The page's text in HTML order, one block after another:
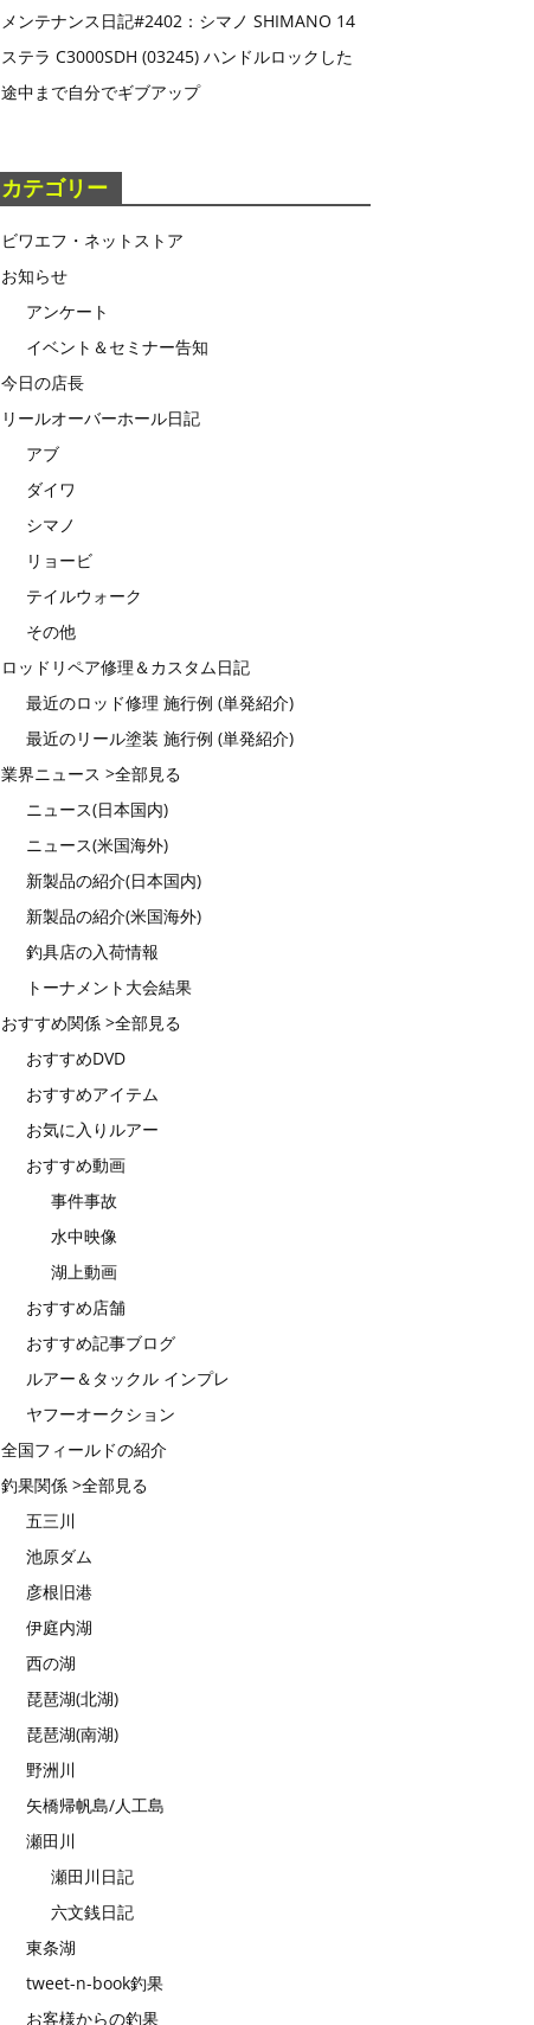
メンテナンス日記#2402：シマノ SHIMANO 14
ステラ C3000SDH (03245) ハンドルロックした
途中まで自分でギブアップ
カテゴリー
ビワエフ・ネットストア
お知らせ
アンケート
イベント＆セミナー告知
今日の店長
リールオーバーホール日記
アブ
ダイワ
シマノ
リョービ
テイルウォーク
その他
ロッドリペア修理＆カスタム日記
最近のロッド修理 施行例 (単発紹介)
最近のリール塗装 施行例 (単発紹介)
業界ニュース >全部見る
ニュース(日本国内)
ニュース(米国海外)
新製品の紹介(日本国内)
新製品の紹介(米国海外)
釣具店の入荷情報
トーナメント大会結果
おすすめ関係 >全部見る
おすすめDVD
おすすめアイテム
お気に入りルアー
おすすめ動画
事件事故
水中映像
湖上動画
おすすめ店舗
おすすめ記事ブログ
ルアー＆タックル インプレ
ヤフーオークション
全国フィールドの紹介
釣果関係 >全部見る
五三川
池原ダム
彦根旧港
伊庭内湖
西の湖
琵琶湖(北湖)
琵琶湖(南湖)
野洲川
矢橋帰帆島/人工島
瀬田川
瀬田川日記
六文銭日記
東条湖
tweet-n-book釣果
お客様からの釣果